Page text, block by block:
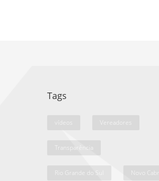
Tags
vídeos Vereadores
Transparência
Rio Grande do Sul Novo